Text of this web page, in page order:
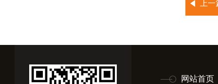
上
网站首页